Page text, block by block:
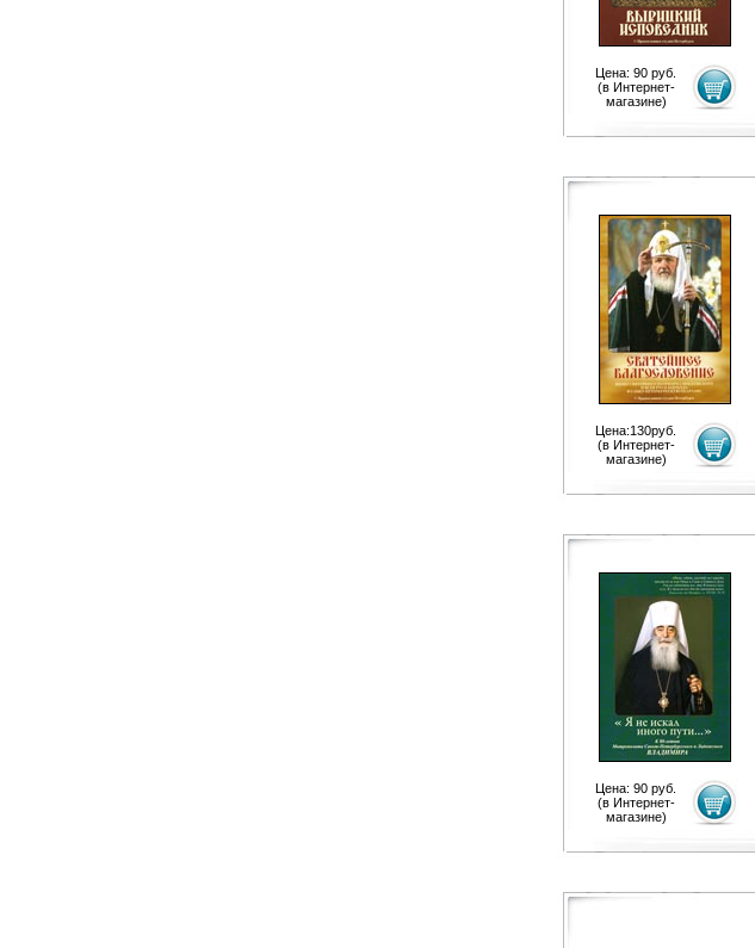
Цена: 90 руб.
(в Интернет-
магазине)
Цена:130руб.
(в Интернет-
магазине)
Цена: 90 руб.
(в Интернет-
магазине)